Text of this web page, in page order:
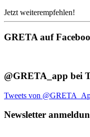
Jetzt weiterempfehlen!
GRETA auf
@GRETA_app bei
Tweets von
Newsletter